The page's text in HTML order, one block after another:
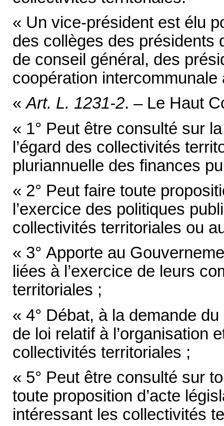
« Un vice-président est élu
des collèges des présidents
de conseil général, des
coopération
«Art. L. 1231-2. – Le Haut
« 1° Peut être consulté sur
l’égard des collectivités
pluriannuelle des finances
« 2° Peut faire toute
l’exercice des politiques
collectivités territoriales ou
« 3° Apporte au
liées à l’exercice de leurs
territoriales ;
« 4° Débat, à la demande
de loi relatif à l’organisation
collectivités territoriales ;
« 5° Peut être consulté sur
toute proposition d’acte
intéressant les collectivités